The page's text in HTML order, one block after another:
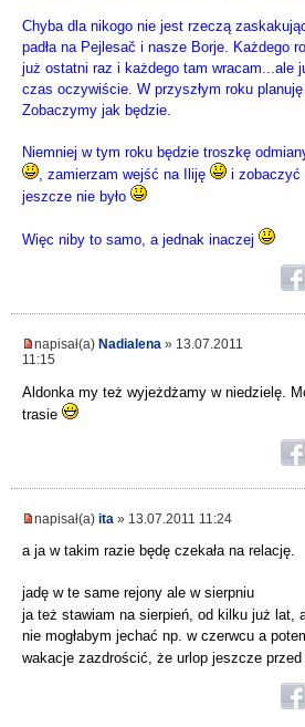
Chyba dla nikogo nie jest rzeczą
padła na Pejlesač i nasze Borje. Każdego
już ostatni raz i każdego tam wracam...ale
czas oczywiście. W przyszłym roku
Zobaczymy jak będzie.
Niemniej w tym roku będzie troszkę
, zamierzam wejść na Iliję
i zobaczyć
jeszcze nie było
Więc niby to samo, a jednak inaczej
napisał(a) Nadialena » 13.07.2011
11:15
Aldonka my też wyjeżdżamy w niedzielę.
trasie
napisał(a) ita » 13.07.2011 11:24
a ja w takim razie będę czekała na relację.
jadę w te same rejony ale w sierpniu
ja też stawiam na sierpień, od kilku już lat,
nie mogłabym jechać np. w czerwcu a
wakacje zazdrościć, że urlop jeszcze przed